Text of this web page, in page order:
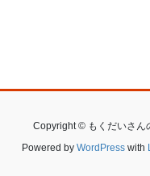
Copyright © もくだいさん
Powered by WordPresswith